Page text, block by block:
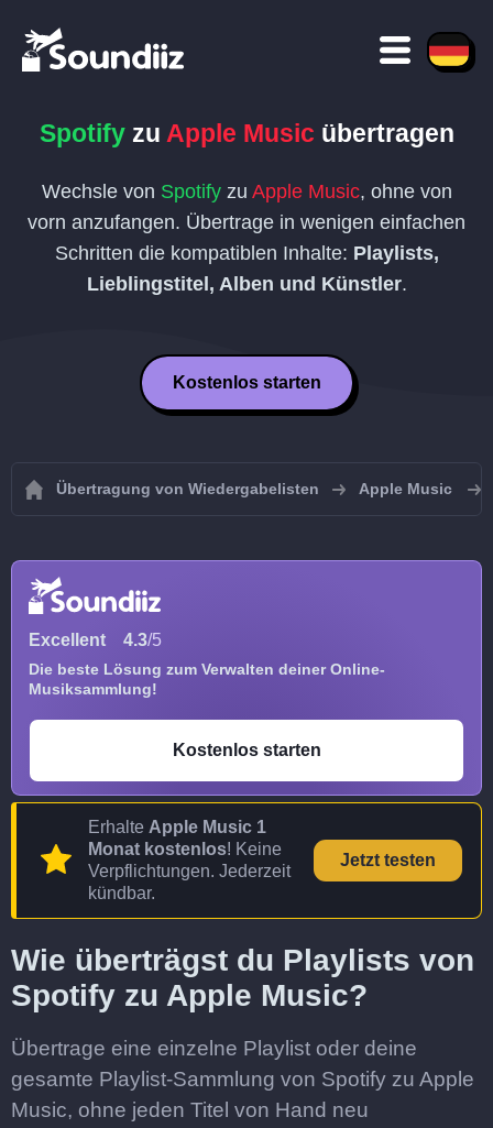
Spotifyzu Apple Music übertragen
Wechsle von Spotifyzu Apple Music, ohne von
vorn anzufangen. Übertrage in wenigen einfachen
Schritten die kompatiblen Inhalte: Playlists,
Lieblingstitel, Alben und Künstler.
Kostenlos starten
Übertragung von Wiedergabelisten Apple Music
Excellent 4.3/5
Die beste Lösung zum Verwalten deiner Online-
Musiksammlung!
Kostenlos starten
Erhalte Apple Music 1
Monat kostenlos! Keine
Verpflichtungen. Jederzeit
kündbar.
Jetzt testen
Wie überträgst du Playlists von
Spotify zu Apple Music?
Übertrage eine einzelne Playlist oder deine
gesamte Playlist-Sammlung von Spotify zu Apple
Music, ohne jeden Titel von Hand neu